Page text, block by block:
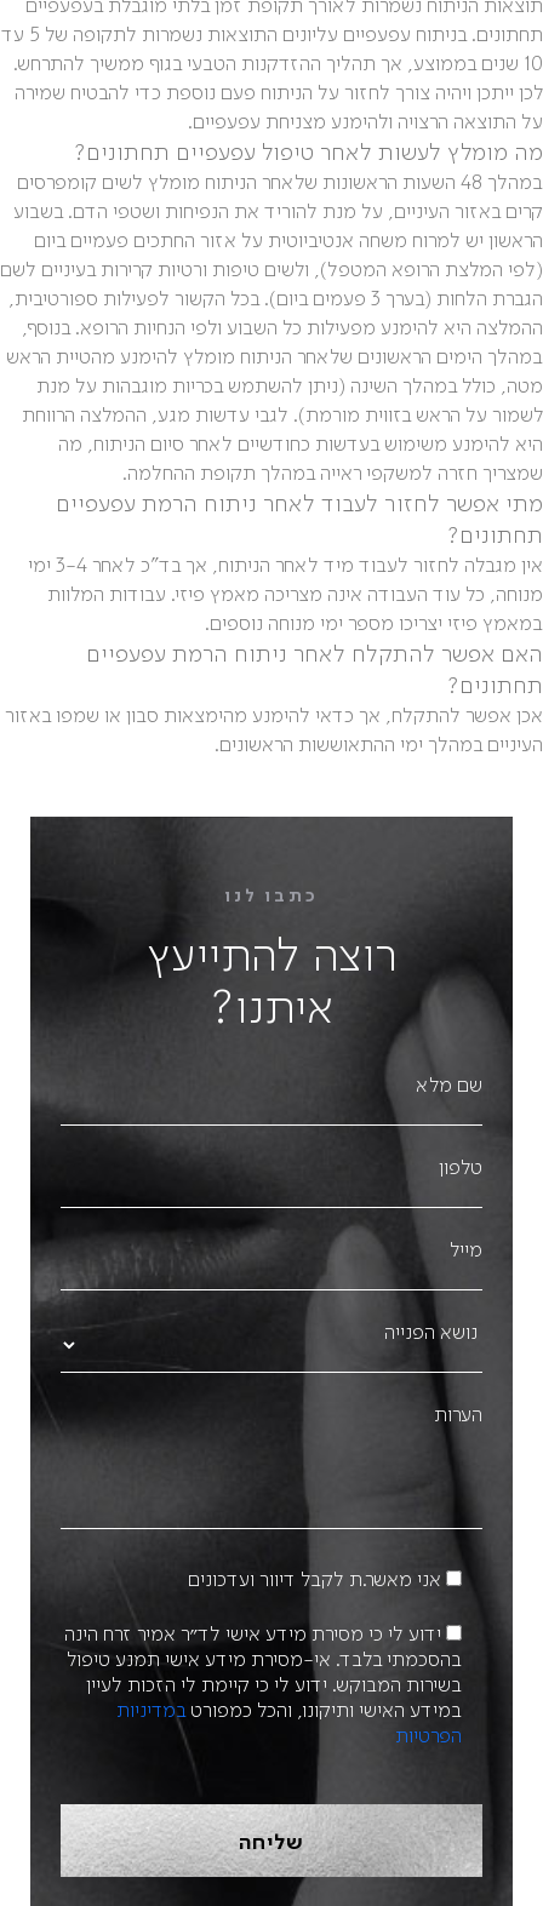
תחתונים. בניתוח עפעפיים עליונים התוצאות נשמרות לתקופה של 5 עד
10 שנים בממוצע, אך תהליך ההזדקנות הטבעי בגוף ממשיך להתרחש.
לכן ייתכן ויהיה צורך לחזור על הניתוח פעם נוספת כדי להבטיח שמירה
על התוצאה הרצויה ולהימנע מצניחת עפעפיים.
מה מומלץ לעשות לאחר טיפול עפעפיים תחתונים?
במהלך 48 השעות הראשונות שלאחר הניתוח מומלץ לשים קומפרסים
קרים באזור העיניים, על מנת להוריד את הנפיחות ושטפי הדם. בשבוע
הראשון יש למרוח משחה אנטיביוטית על אזור החתכים פעמיים ביום
(לפי המלצת הרופא המטפל), ולשים טיפות ורטיות קרירות בעיניים לשם
הגברת הלחות (בערך 3 פעמים ביום). בכל הקשור לפעילות ספורטיבית,
ההמלצה היא להימנע מפעילות כל השבוע ולפי הנחיות הרופא. בנוסף,
במהלך הימים הראשונים שלאחר הניתוח מומלץ להימנע מהטיית הראש
מטה, כולל במהלך השינה (ניתן להשתמש בכריות מוגבהות על מנת
לשמור על הראש בזווית מורמת). לגבי עדשות מגע, ההמלצה הרווחת
היא להימנע משימוש בעדשות כחודשיים לאחר סיום הניתוח, מה
שמצריך חזרה למשקפי ראייה במהלך תקופת ההחלמה.
מתי אפשר לחזור לעבוד לאחר ניתוח הרמת עפעפיים
תחתונים?
אין מגבלה לחזור לעבוד מיד לאחר הניתוח, אך בד"כ לאחר 3-4 ימי
מנוחה, כל עוד העבודה אינה מצריכה מאמץ פיזי. עבודות המלוות
במאמץ פיזי יצריכו מספר ימי מנוחה נוספים.
האם אפשר להתקלח לאחר ניתוח הרמת עפעפיים
תחתונים?
אכן אפשר להתקלח, אך כדאי להימנע מהימצאות סבון או שמפו באזור
העיניים במהלך ימי ההתאוששות הראשונים.
כתבו לנו
רוצה להתייעץ
איתנו?
אני מאשר.ת לקבל דיוור ועדכונים
ידוע לי כי מסירת מידע אישי לד״ר אמיר זרח הינה
בהסכמתי בלבד. אי-מסירת מידע אישי תמנע טיפול
בשירות המבוקש. ידוע לי כי קיימת לי הזכות לעיין
במידע האישי ותיקונו, והכל כמפורט במדיניות
הפרטיות